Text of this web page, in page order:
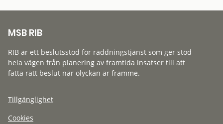
MSB RIB
RIB är ett beslutsstöd för räddningstjänst som ger stöd
hela vägen från planering av framtida insatser till att
fatta rätt beslut när olyckan är framme.
Tillgänglighet
Cookies